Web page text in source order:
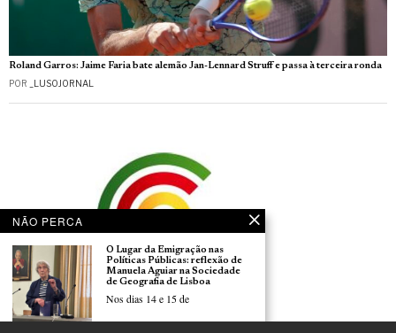
Roland Garros: Jaime Faria bate alemão Jan-Lennard Struff e passa à terceira ronda
POR _LUSOJORNAL
NÃO PERCA
O Lugar da Emigração nas
Políticas Públicas: reflexão de
Manuela Aguiar na Sociedade
de Geografia de Lisboa
Nos dias 14 e 15 de